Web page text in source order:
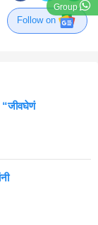
Group
Follow on